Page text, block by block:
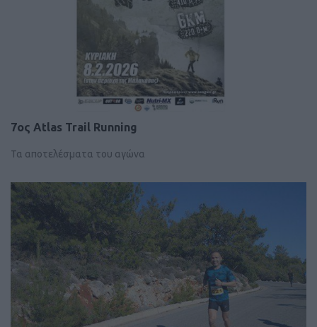
7ος Atlas Trail Running
Τα αποτελέσματα του αγώνα